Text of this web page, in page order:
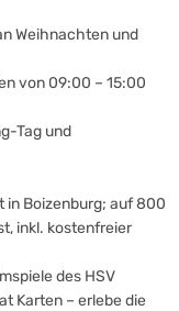
Weihnachten und
von 09:00 – 15:00
Tag und
in Boizenburg; auf 800
inkl. kostenfreier
des HSV
Karten – erlebe die